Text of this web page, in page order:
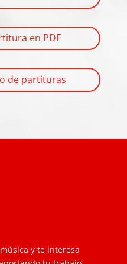
en PDF
de partituras
y te interesa